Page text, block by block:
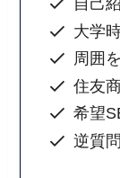
自己
大学
周囲
住友
希望
逆質問